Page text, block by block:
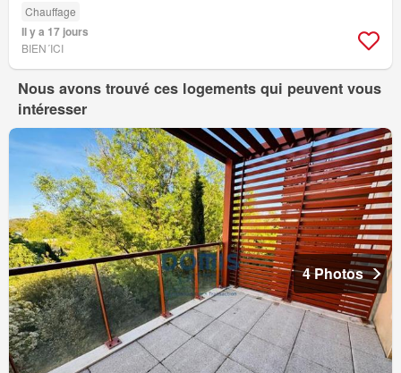
Chauffage
Il y a 17 jours
BIEN´ICI
Nous avons trouvé ces logements qui peuvent vous
intéresser
4 Photos